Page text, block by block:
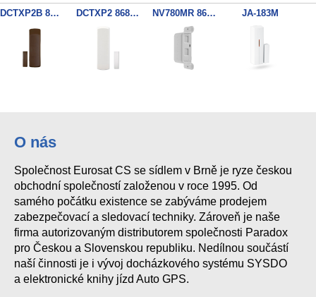
DCTXP2B 868MHz Brown DCTXP2 868MHz 2zon. kontakt NV780MR 868MHZ Dual Side outdo JA-183M
O nás
Společnost Eurosat CS se sídlem v Brně je ryze českou
obchodní společností založenou v roce 1995. Od
samého počátku existence se zabýváme prodejem
zabezpečovací a sledovací techniky. Zároveň je naše
firma autorizovaným distributorem společnosti Paradox
pro Českou a Slovenskou republiku. Nedílnou součástí
naší činnosti je i vývoj docházkového systému SYSDO
a elektronické knihy jízd Auto GPS.